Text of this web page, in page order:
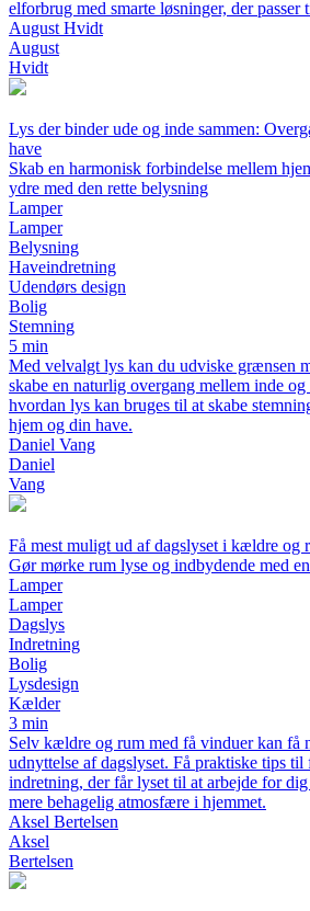
elforbrug med smarte løsninger, der
August Hvidt
August
Hvidt
Lys der binder ude og inde sammen:
have
Skab en harmonisk forbindelse mellem
ydre med den rette belysning
Lamper
Lamper
Belysning
Haveindretning
Udendørs design
Bolig
Stemning
5 min
Med velvalgt lys kan du udviske grænsen
skabe en naturlig overgang mellem inde
hvordan lys kan bruges til at skabe
hjem og din have.
Daniel Vang
Daniel
Vang
Få mest muligt ud af dagslyset i kældre og
Gør mørke rum lyse og indbydende med
Lamper
Lamper
Dagslys
Indretning
Bolig
Lysdesign
Kælder
3 min
Selv kældre og rum med få vinduer kan få
udnyttelse af dagslyset. Få praktiske tips
indretning, der får lyset til at arbejde for
mere behagelig atmosfære i hjemmet.
Aksel Bertelsen
Aksel
Bertelsen